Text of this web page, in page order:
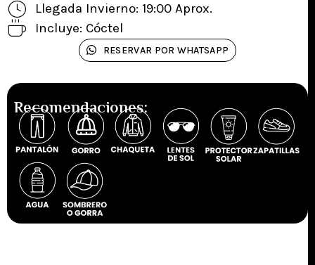
Llegada Invierno: 19:00 Aprox.
Incluye: Cóctel
RESERVAR POR WHATSAPP
Recomendaciones: